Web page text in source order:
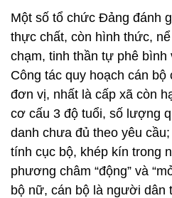
Một số tổ chức Đảng đánh
thực chất, còn hình thức,
chạm, tinh thần tự phê
Công tác quy hoạch cán
đơn vị, nhất là cấp xã còn
cơ cấu 3 độ tuổi, số lượng
danh chưa đủ theo yêu
tính cục bộ, khép kín trong
phương châm “động” và
bộ nữ, cán bộ là người dân